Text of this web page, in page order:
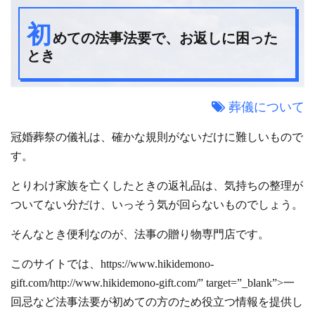
初 めての法事法要で、お返しに困った
とき
葬儀について
冠婚葬祭の儀礼は、確かな規則がないだけに難しいもので
す。
とりわけ家族を亡くしたときの返礼品は、気持ちの整理が
ついてない分だけ、いっそう気が回らないものでしょう。
そんなとき便利なのが、法事の贈り物専門店です。
このサイトでは、https://www.hikidemono-
gift.com/http://www.hikidemono-gift.com/” target=”_blank”>一
回忌など法事法要が初めての方のため役立つ情報を提供し